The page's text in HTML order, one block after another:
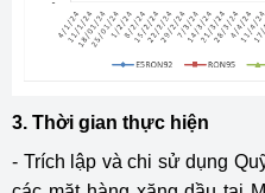
3. Thời gian thực hiện
- Trích lập và chi sử dụng